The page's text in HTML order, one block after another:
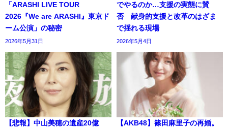
「ARASHI LIVE TOUR
2026『We are ARASHI』東京ド
ーム公演」の秘密
2026年5月31日
でやるのか…支援の実態に賛
否 献身的支援と改革のはざま
で揺れる現場
2026年5月4日
【悲報】中山美穂の遺産20億
【AKB48】篠田麻里子の再婚。